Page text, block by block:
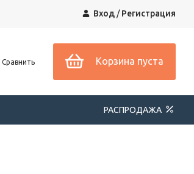
Вход/Регистрация
Сравнить Корзина пуста
РАСПРОДАЖА